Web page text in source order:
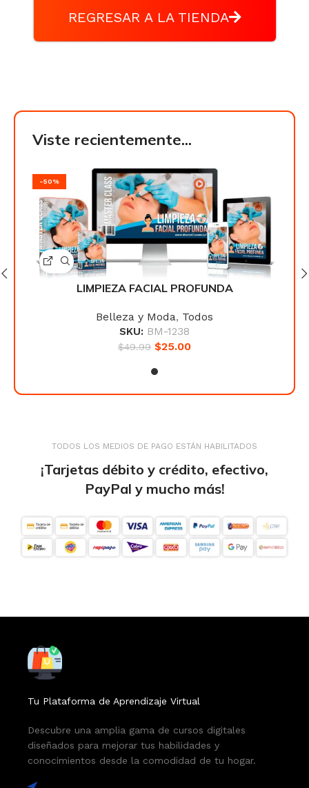
REGRESAR A LA TIENDA
Viste recientemente...
-50%
LIMPIEZA FACIAL PROFUNDA
Belleza y Moda, Todos
SKU: BM-1238
$49.99 $25.00
TODOS LOS MEDIOS DE PAGO ESTÁN HABILITADOS
¡Tarjetas débito y crédito, efectivo,
PayPal y mucho más!
Tu Plataforma de Aprendizaje Virtual
Descubre una amplia gama de cursos digitales
diseñados para mejorar tus habilidades y
conocimientos desde la comodidad de tu hogar.